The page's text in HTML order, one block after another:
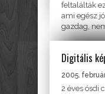
feltalálták
ami egész
gazdag,
Digitális
2005.
2 éves ósdi